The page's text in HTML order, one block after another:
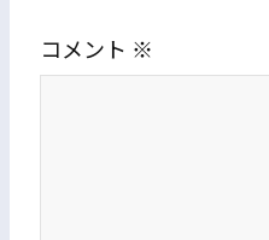
コメント ※